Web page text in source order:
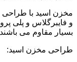
مخزن اسید با طراحی
و فایبرگلاس و پلی
بسیار مقاوم می
طراحی مخزن اسید: